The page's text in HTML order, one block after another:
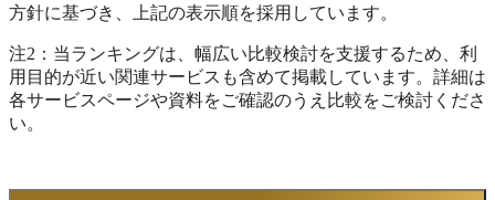
方針に基づき、上記の表示順を採用しています。
注2：当ランキングは、幅広い比較検討を支援するため、利
用目的が近い関連サービスも含めて掲載しています。詳細は
各サービスページや資料をご確認のうえ比較をご検討くださ
い。